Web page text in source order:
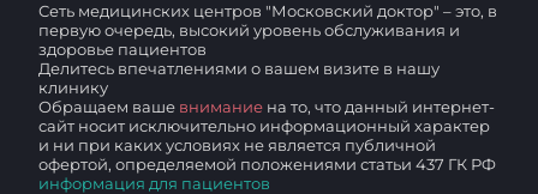
Сеть медицинских центров "Московский доктор" – это, в
первую очередь, высокий уровень обслуживания и
здоровье пациентов
Делитесь впечатлениями о вашем визите в нашу
клинику
Обращаем ваше внимание на то, что данный интернет-
сайт носит исключительно информационный характер
и ни при каких условиях не является публичной
офертой, определяемой положениями статьи 437 ГК РФ
информация для пациентов